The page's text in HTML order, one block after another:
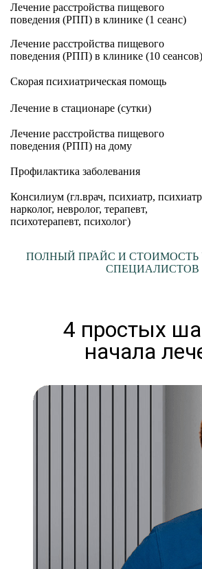
Лечение расстройства пищевого
поведения (РПП) в клинике (1 сеанс)
Лечение расстройства пищевого
поведения (РПП) в клинике (10 сеансов)
Скорая психиатрическая помощь
Лечение в стационаре (сутки)
Лечение расстройства пищевого
поведения (РПП) на дому
Профилактика заболевания
Консилиум (гл.врач, психиатр,
нарколог, невролог, терапевт,
психотерапевт, психолог)
ПОЛНЫЙ ПРАЙС И СТОИМОСТЬ
СПЕЦИАЛИСТОВ
4 простых
начала